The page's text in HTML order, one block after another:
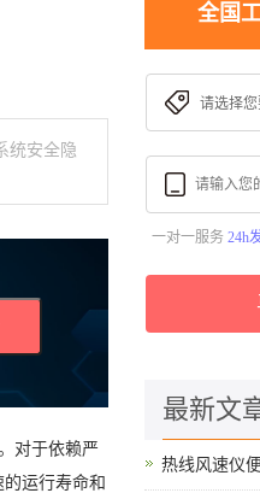
统安全隐
对于依赖严
运行寿命和
全国
一对一服务 24h
最新文
热线风速仪